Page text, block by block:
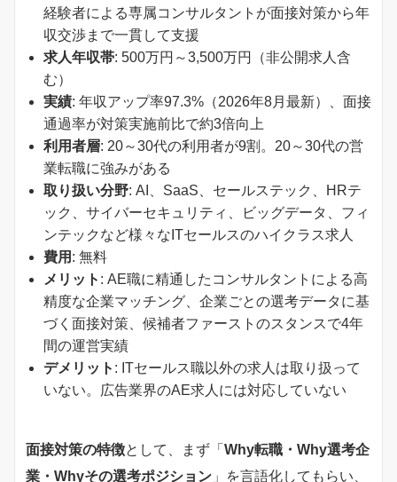
経験者による専属コンサルタントが面接対策から年
収交渉まで一貫して支援
求人年収帯: 500万円～3,500万円（非公開求人含
む）
実績: 年収アップ率97.3%（2026年8月最新）、面接
通過率が対策実施前比で約3倍向上
利用者層: 20～30代の利用者が9割。20～30代の営
業転職に強みがある
取り扱い分野: AI、SaaS、セールステック、HRテ
ック、サイバーセキュリティ、ビッグデータ、フィ
ンテックなど様々なITセールスのハイクラス求人
費用 : 無料
メリット : AE職に精通したコンサルタントによる高
精度な企業マッチング、企業ごとの選考データに基
づく面接対策、候補者ファーストのスタンスで4年
間の運営実績
デメリット : ITセールス職以外の求人は取り扱って
いない。広告業界のAE求人には対応していない
面接対策の特徴として、まず「 Why転職・Why選考企
業・Whyその選考ポジション 」を言語化してもらい、